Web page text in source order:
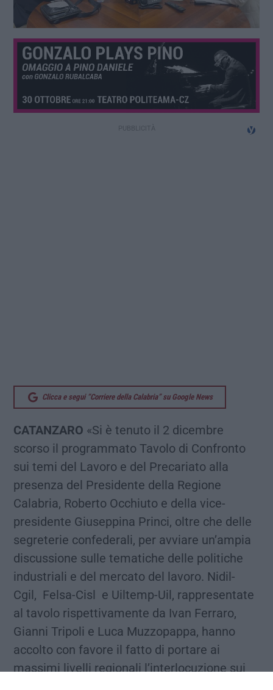
Clicca e segui “Corriere della Calabria” su Google News
CATANZARO «Si è tenuto il 2 dicembre
scorso il programmato Tavolo di Confronto
sui temi del Lavoro e del Precariato alla
presenza del Presidente della Regione
Calabria, Roberto Occhiuto e della vice-
presidente Giuseppina Princi, oltre che delle
segreterie confederali, per avviare un’ampia
discussione sulle tematiche delle politiche
industriali e del mercato del lavoro. Nidil-
Cgil, Felsa-Cisl e Uiltemp-Uil, rappresentate
al tavolo rispettivamente da Ivan Ferraro,
Gianni Tripoli e Luca Muzzopappa, hanno
accolto con favore il fatto di portare ai
massimi livelli regionali l’interlocuzione sui